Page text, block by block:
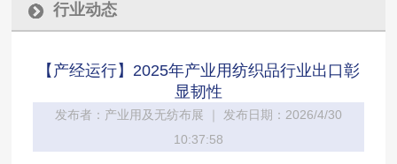
行业动态
【产经运行】2025年产业用纺织品行业出口彰
显韧性
发布者：产业用及无纺布展 ｜ 发布日期：2026/4/30
10:37:58